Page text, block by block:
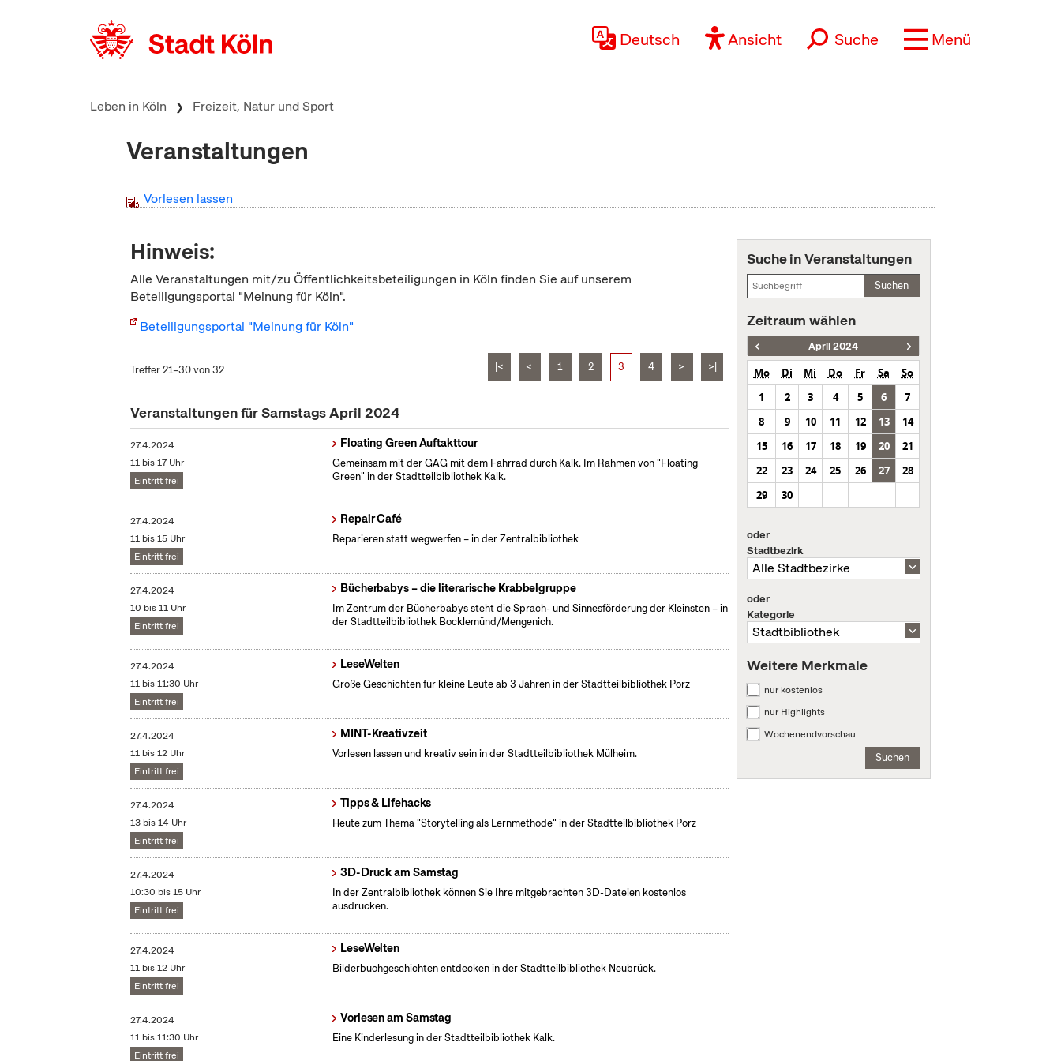
Deutsch Ansicht Suche Menü
Leben in Köln Freizeit, Natur und Sport
Veranstaltungen
Vorlesen lassen
Hinweis:
Alle Veranstaltungen mit/zu Öffentlichkeitsbeteiligungen in Köln finden Sie auf unserem
Beteiligungsportal "Meinung für Köln".
Beteiligungsportal "Meinung für Köln"
Treffer 21–30 von 32 |< < 1 2 3 4 > >|
Veranstaltungen für Samstags April 2024
27.4.2024
11 bis 17 Uhr
Eintritt frei
Floating Green Auftakttour
Gemeinsam mit der GAG mit dem Fahrrad durch Kalk. Im Rahmen von "Floating
Green" in der Stadtteilbibliothek Kalk.
27.4.2024
11 bis 15 Uhr
Eintritt frei
Repair Café
Reparieren statt wegwerfen – in der Zentralbibliothek
27.4.2024
10 bis 11 Uhr
Eintritt frei
Bücherbabys – die literarische Krabbelgruppe
Im Zentrum der Bücherbabys steht die Sprach- und Sinnesförderung der Kleinsten – in
der Stadtteilbibliothek Bocklemünd/Mengenich.
27.4.2024
11 bis 11:30 Uhr
Eintritt frei
LeseWelten
Große Geschichten für kleine Leute ab 3 Jahren in der Stadtteilbibliothek Porz
27.4.2024
11 bis 12 Uhr
Eintritt frei
MINT-Kreativzeit
Vorlesen lassen und kreativ sein in der Stadtteilbibliothek Mülheim.
27.4.2024
13 bis 14 Uhr
Eintritt frei
Tipps & Lifehacks
Heute zum Thema "Storytelling als Lernmethode" in der Stadtteilbibliothek Porz
27.4.2024
10:30 bis 15 Uhr
Eintritt frei
3D-Druck am Samstag
In der Zentralbibliothek können Sie Ihre mitgebrachten 3D-Dateien kostenlos
ausdrucken.
27.4.2024
11 bis 12 Uhr
Eintritt frei
LeseWelten
Bilderbuchgeschichten entdecken in der Stadtteilbibliothek Neubrück.
27.4.2024
11 bis 11:30 Uhr
Eintritt frei
Vorlesen am Samstag
Eine Kinderlesung in der Stadtteilbibliothek Kalk.
Suche in Veranstaltungen
Suchen
Zeitraum wählen
April 2024
Mo Di Mi Do Fr Sa
So
1
2 3 4 5 6
7
8
9 10 11 12 13
14
15
16 17 18 19 20
21
22
23 24 25 26 27
28
29
30
oder
Stadtbezirk
oder
Kategorie
Weitere Merkmale
nur kostenlos
nur Highlights
Wochenendvorschau
Suchen